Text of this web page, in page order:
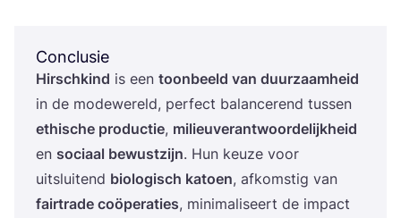
Conclusie
Hirschkind is een toon­beeld van duur­zaam­heid
in de mode­we­reld, per­fect balan­ce­rend tus­sen
ethi­sche pro­duc­tie, mili­eu­ver­ant­woor­de­lijk­heid
en soci­aal bewust­zijn. Hun keu­ze voor
uit­slui­tend bio­lo­gisch katoen, afkom­stig van
fair­t­ra­de coö­pe­ra­ties, mini­ma­li­seert de impact